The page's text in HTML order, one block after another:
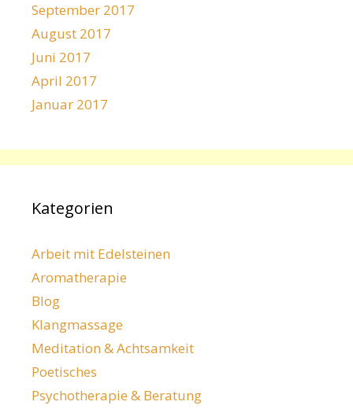
September 2017
August 2017
Juni 2017
April 2017
Januar 2017
Kategorien
Arbeit mit Edelsteinen
Aromatherapie
Blog
Klangmassage
Meditation & Achtsamkeit
Poetisches
Psychotherapie & Beratung